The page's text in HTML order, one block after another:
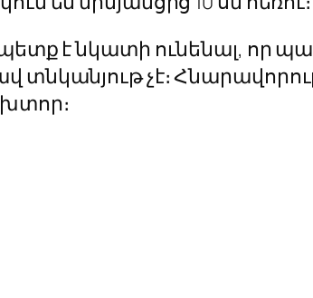
է նկատի ունենալ, որ
տնկանյութ չէ։